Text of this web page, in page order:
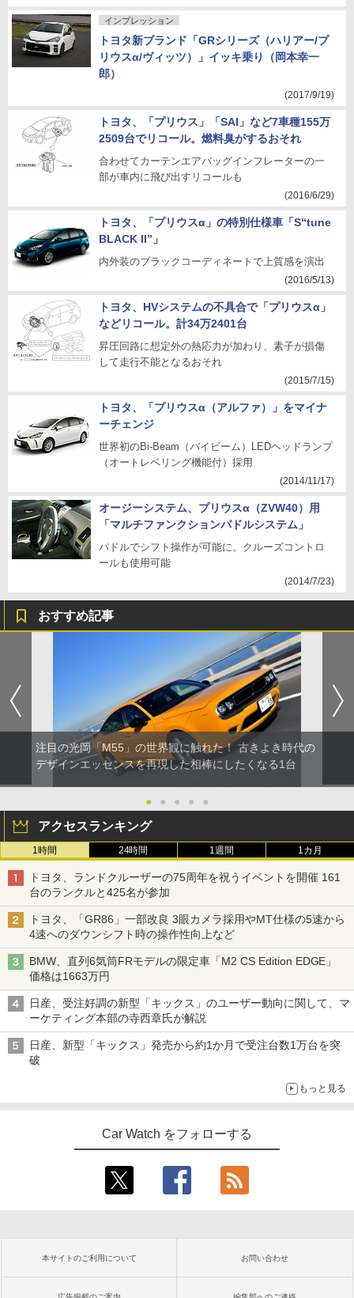
インプレッション
トヨタ新ブランド「GRシリーズ（ハリアー/プ
リウスα/ヴィッツ）」イッキ乗り（岡本幸一
郎）
(2017/9/19)
トヨタ、「プリウス」「SAI」など7車種155万
2509台でリコール。燃料臭がするおそれ
合わせてカーテンエアバッグインフレーターの一
部が車内に飛び出すリコールも
(2016/6/29)
トヨタ、「プリウスα」の特別仕様車「S“tune
BLACK II”」
内外装のブラックコーディネートで上質感を演出
(2016/5/13)
トヨタ、HVシステムの不具合で「プリウスα」
などリコール。計34万2401台
昇圧回路に想定外の熱応力が加わり、素子が損傷
して走行不能となるおそれ
(2015/7/15)
トヨタ、「プリウスα（アルファ）」をマイナ
ーチェンジ
世界初のBi-Beam（バイビーム）LEDヘッドランプ
（オートレベリング機能付）採用
(2014/11/17)
オージーシステム、プリウスα（ZVW40）用
「マルチファンクションパドルシステム」
パドルでシフト操作が可能に。クルーズコントロ
ールも使用可能
(2014/7/23)
おすすめ記事
注目の光岡「M55」の世界観に触れた！ 古きよき時代の
デザインエッセンスを再現した相棒にしたくなる1台
● ● ● ● ●
アクセスランキング
1時間 24時間 1週間 1カ月
トヨタ、ランドクルーザーの75周年を祝うイベントを開催 161
台のランクルと425名が参加
トヨタ、「GR86」一部改良 3眼カメラ採用やMT仕様の5速から
4速へのダウンシフト時の操作性向上など
BMW、直列6気筒FRモデルの限定車「M2 CS Edition EDGE」
価格は1663万円
日産、受注好調の新型「キックス」のユーザー動向に関して、マ
ーケティング本部の寺西章氏が解説
日産、新型「キックス」発売から約1か月で受注台数1万台を突
破
もっと見る
Car Watch をフォローする
本サイトのご利用について お問い合わせ